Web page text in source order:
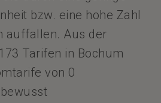
bzw. eine hohe Zahl
auffallen. Aus der
Tarifen in Bochum
von 0